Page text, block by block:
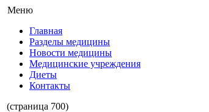
Меню
Главная
Разделы медицины
Новости медицины
Медицинские учреждения
Диеты
Контакты
(страница 700)